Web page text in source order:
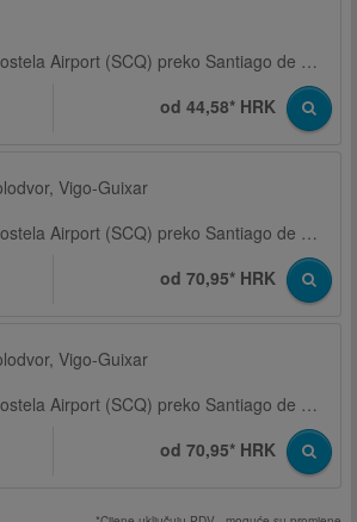
Santiago de Compostela Airport (SCQ) preko Santiago de Compostela
od 44,58* HRK
Vigo-Guixar
Santiago de Compostela Airport (SCQ) preko Santiago de Compostela, Željeznički kolodvor
od 70,95* HRK
Vigo-Guixar
Santiago de Compostela Airport (SCQ) preko Santiago de Compostela, Željeznički kolodvor
od 70,95* HRK